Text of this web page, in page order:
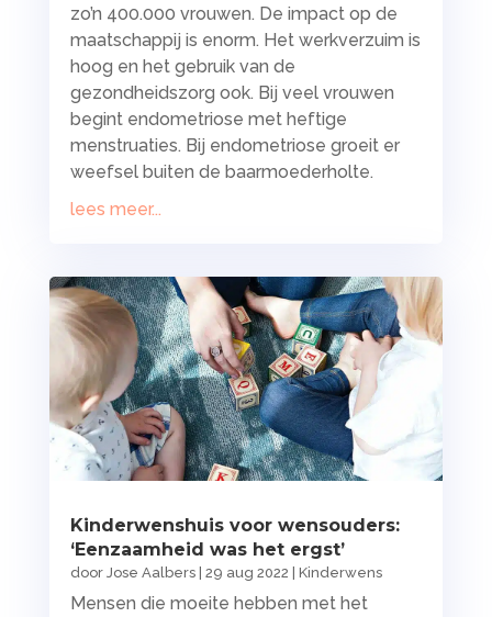
zo’n 400.000 vrouwen. De impact op de
maatschappij is enorm. Het werkverzuim is
hoog en het gebruik van de
gezondheidszorg ook. Bij veel vrouwen
begint endometriose met heftige
menstruaties. Bij endometriose groeit er
weefsel buiten de baarmoederholte.
lees meer...
Kinderwenshuis voor wensouders:
‘Eenzaamheid was het ergst’
door Jose Aalbers| 29 aug 2022 Kinderwens
Mensen die moeite hebben met het